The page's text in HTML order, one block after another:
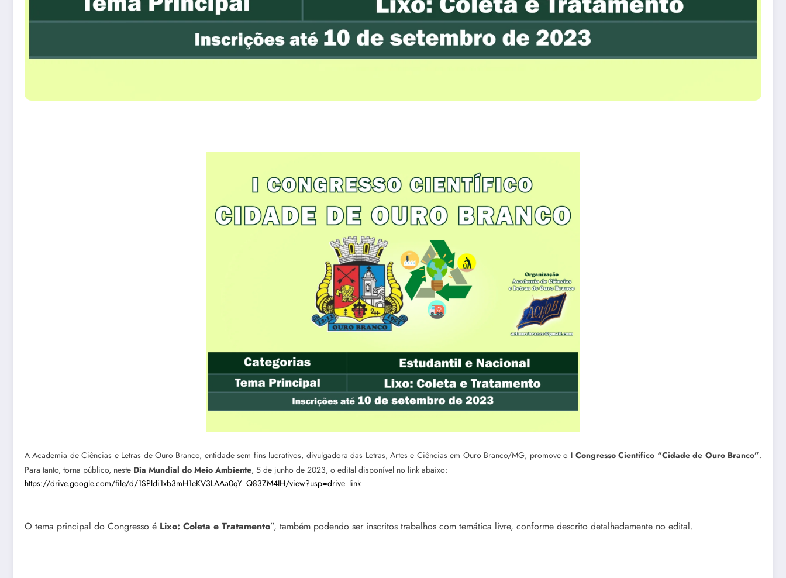
A Academia de Ciências e Letras de Ouro Branco, entidade sem fins lucrativos, divulgadora das Letras, Artes e Ciências em Ouro Branco/MG, promove o I Congresso Científico “Cidade de Ouro Branco”.
Para tanto, torna público, neste Dia Mundial do Meio Ambiente, 5 de junho de 2023, o edital disponível no link abaixo:
https://drive.google.com/file/d/1SPldi1xb3mH1eKV3LAAa0qY_Q83ZM4IH/view?usp=drive_link
O tema principal do Congresso é Lixo: Coleta e Tratamento”, também podendo ser inscritos trabalhos com temática livre, conforme descrito detalhadamente no edital.